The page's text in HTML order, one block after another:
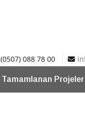
(0507) 088 78 00
Tamamlanan Projeler